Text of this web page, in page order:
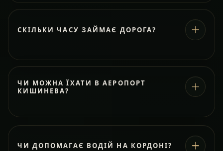
СКІЛЬКИ ЧАСУ ЗАЙМАЄ ДОРОГА?
ЧИ МОЖНА ЇХАТИ В АЕРОПОРТ
КИШИНЕВА?
ЧИ ДОПОМАГАЄ ВОДІЙ НА КОРДОНІ?